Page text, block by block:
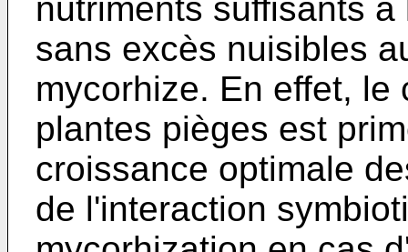
nutriments suffisants
sans excès nuisibles
mycorhize. En effet,
plantes pièges est
croissance optimale
de l'interaction